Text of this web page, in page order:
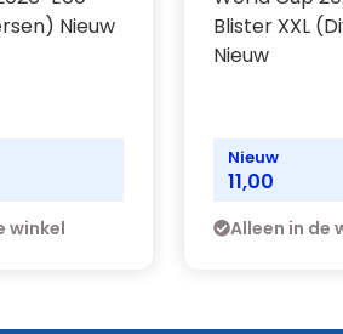
Nieuw
winkel
Blister XXL
Nieuw
Nieuw
11,00
Alleen in de